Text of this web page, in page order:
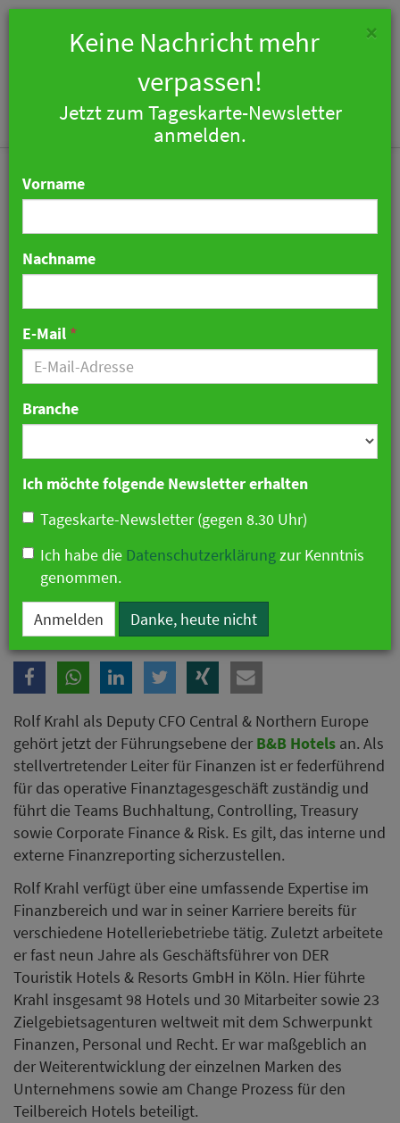
Rolf Krahl jetzt Deputy
CFO bei B&B Hotels
30. März 2023 16:24 Uhr| Personalien
Rolf Krahl als Deputy CFO Central & Northern Europe
gehört jetzt der Führungsebene der B&B Hotels an. Als
stellvertretender Leiter für Finanzen ist er federführend
für das operative Finanztagesgeschäft zuständig und
führt die Teams Buchhaltung, Controlling, Treasury
sowie Corporate Finance & Risk. Es gilt, das interne und
externe Finanzreporting sicherzustellen.
Rolf Krahl verfügt über eine umfassende Expertise im
Finanzbereich und war in seiner Karriere bereits für
verschiedene Hotelleriebetriebe tätig. Zuletzt arbeitete
er fast neun Jahre als Geschäftsführer von DER
Touristik Hotels & Resorts GmbH in Köln. Hier führte
Krahl insgesamt 98 Hotels und 30 Mitarbeiter sowie 23
Zielgebietsagenturen weltweit mit dem Schwerpunkt
Finanzen, Personal und Recht. Er war maßgeblich an
der Weiterentwicklung der einzelnen Marken des
Unternehmens sowie am Change Prozess für den
Teilbereich Hotels beteiligt.
×
Keine Nachricht mehr
verpassen!
Jetzt zum Tageskarte-Newsletter
anmelden.
Vorname
Nachname
E-Mail *
Branche
Ich möchte folgende Newsletter erhalten
Tageskarte-Newsletter (gegen 8.30 Uhr)
Ich habe die Datenschutzerklärungzur Kenntnis
genommen.
Anmelden Danke, heute nicht